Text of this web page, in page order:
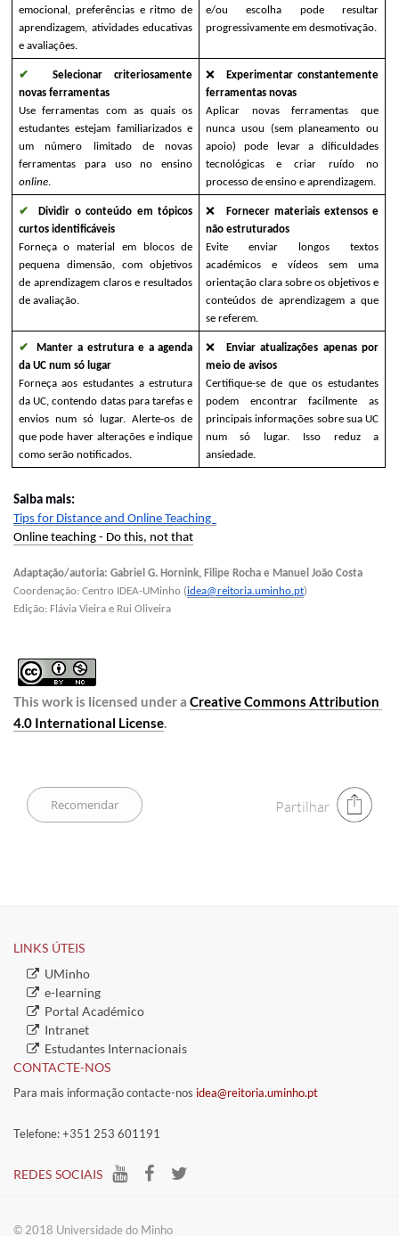
emocional, preferências e ritmo de
aprendizagem, atividades educativas
e avaliações.
e/ou escolha pode resultar
progressivamente em desmotivação.
✔
Selecionar criteriosamente
novas ferramentas
Use ferramentas com as quais os
estudantes estejam familiarizados e
um número limitado de novas
online.
❌
Experimentar constantemente
ferramentas novas
Aplicar novas ferramentas que
nunca usou (sem planeamento ou
apoio) pode levar a dificuldades
tecnológicas e criar ruído no
processo de ensino e aprendizagem.
✔
Dividir o conteúdo em tópicos
curtos identificáveis
Forneça o material em blocos de
pequena dimensão, com objetivos
de aprendizagem claros e resultados
de avaliação.
❌
Fornecer materiais extensos e
não estruturados
Evite enviar longos textos
académicos e vídeos sem uma
orientação clara sobre os objetivos e
conteúdos de aprendizagem a que
se referem.
✔
Manter a estrutura e a agenda
da UC num só lugar
Forneça aos estudantes a estrutura
da UC, contendo datas para tarefas e
envios num só lugar. Alerte-os de
que pode haver alterações e indique
como serão notificados.
❌
Enviar atualizações apenas por
meio de avisos
Certifique-se de que os estudantes
podem encontrar facilmente as
principais informações sobre sua UC
num só lugar. Isso reduz a
ansiedade.
Saiba mais:
Tips for Distance and Online Teaching
Online teaching - Do this, not that
Adaptação/autoria: Gabriel G. Hornink, Filipe Rocha e Manuel João Costa
Coordenação: Centro IDEA-UMinho (idea@reitoria.uminho.pt)
Edição: Flávia Vieira e Rui Oliveira
This work is licensed under a Creative Commons Attribution
4.0 International License.​
Partilhar
LINKS ÚTEIS​
​UMinho
​e-learning
​Portal Académico
​Intranet
​Estudantes Inter​​nacionais
CONTACTE-NOS
Para mais informação contacte-nos idea@reitoria.uminho.pt
Telefone: +351 253 601191
​REDES SOCIAIS​​
​​© 2018 Universidade do​ Minho​​​​​​​